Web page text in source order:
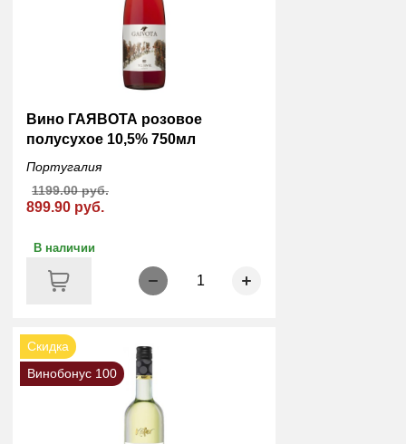
Вино ГАЯВОТА розовое
полусухое 10,5% 750мл
Португалия
899.90 руб.
1199.00 руб.
В наличии
1
Скидка
Винобонус 100